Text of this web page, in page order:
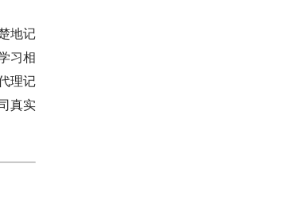
地记
习相
理记
真实